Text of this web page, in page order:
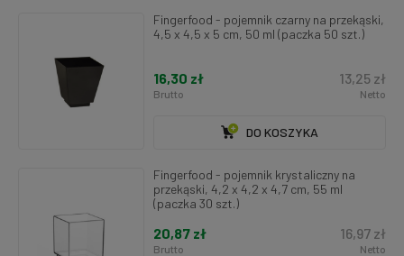
Fingerfood - pojemnik czarny na przekąski,
4,5 x 4,5 x 5 cm, 50 ml (paczka 50 szt.)
16,30 zł
Brutto
13,25 zł
Netto
DO KOSZYKA
Fingerfood - pojemnik krystaliczny na
przekąski, 4,2 x 4,2 x 4,7 cm, 55 ml
(paczka 30 szt.)
20,87 zł
Brutto
16,97 zł
Netto